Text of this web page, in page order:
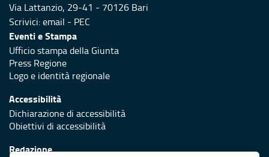
Via Lattanzio, 29-41 - 70126 Bari
Scrivici:email - PEC
Eventi e Stampa
Ufficio stampa della Giunta
Press Regione
Logo e identità regionale
Accessibilità
Dichiarazione di accessibilità
Obiettivi di accessibilità
Redazione